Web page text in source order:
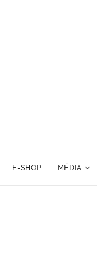
E-SHOP MÉDIA